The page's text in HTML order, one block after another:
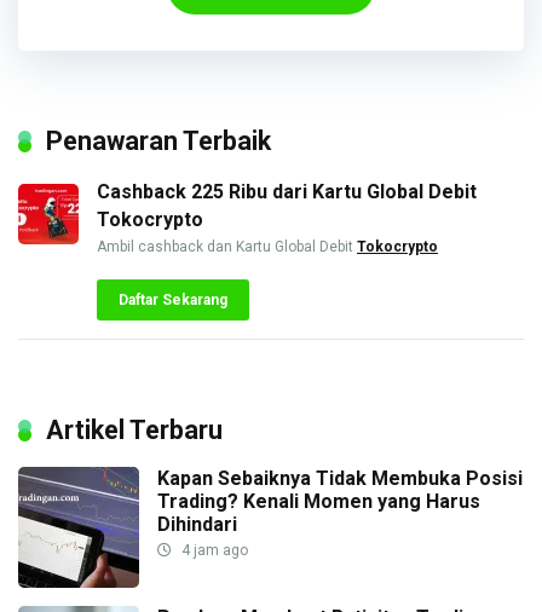
Penawaran Terbaik
Cashback 225 Ribu dari Kartu Global Debit
Tokocrypto
Ambil cashback dan Kartu Global Debit Tokocrypto
Daftar Sekarang
Artikel Terbaru
Kapan Sebaiknya Tidak Membuka Posisi
Trading? Kenali Momen yang Harus
Dihindari
4 jam ago